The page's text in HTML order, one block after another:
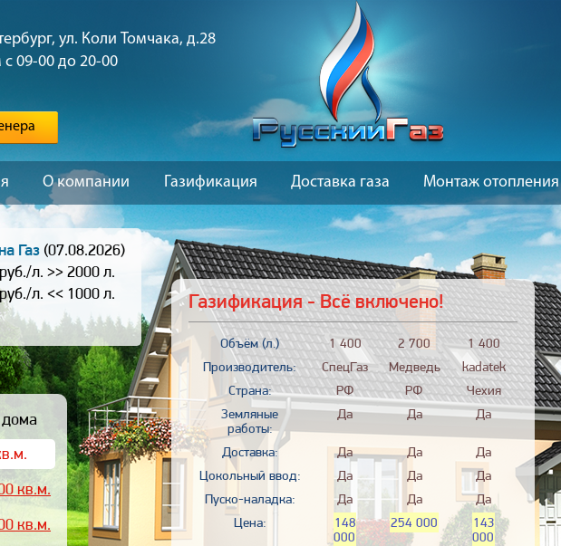
ул. Коли Томчака, д.28
09-00 до 20-00
О компании Газификация Доставка газа Монтаж отопления
Газ(07.08.2026)
л. >> 2000 л.
л. << 1000 л.
кв.м.
кв.м.
Газификация - Всё включено!
Объём (л.) 1 400 2 700
1 400
Производитель:
СпецГаз Медведь
kadatek
Страна:
РФ РФ
Чехия
Земляные
работы:
Да Да Да
Доставка: Да Да
Да
Цокольный ввод:
Да Да
Да
Пуско-наладка:
Да Да
Да
Цена:
148
000
254 000
143
000